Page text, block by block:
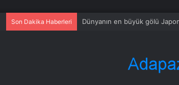
Son Dakika Haberleri Dünyanın en büyük gölü